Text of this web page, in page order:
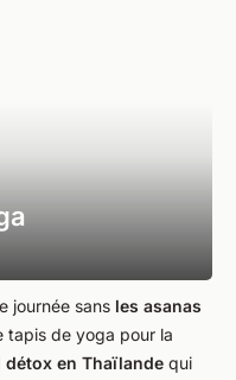
journée sans les asanas
tapis de yoga pour la
détox en Thaïlande qui